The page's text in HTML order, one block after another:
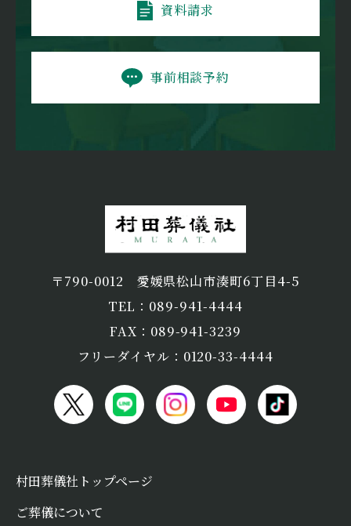
資料請求
事前相談予約
〒790-0012 愛媛県松山市湊町6丁目4-5
TEL：089-941-4444
FAX：089-941-3239
フリーダイヤル：0120-33-4444
村田葬儀社トップページ
ご葬儀について